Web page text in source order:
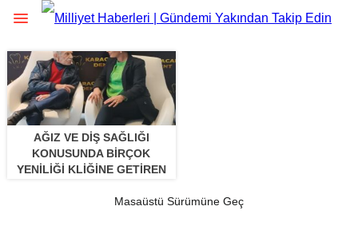
AĞIZ VE DIŞ SAĞLIĞI
KONUSUNDA BIRÇOK
YENILIĞI KLIĞINE GETIREN
AKBAŞINDA DIŞLERINIMasaüstü Sürümüne Geç